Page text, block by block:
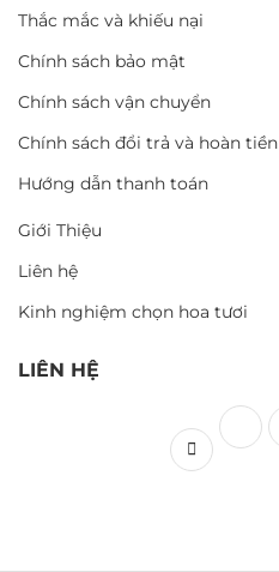
Thắc mắc và khiếu nại
Chính sách bảo mật
Chính sách vận chuyển
Chính sách đổi trả và hoàn tiền
Hướng dẫn thanh toán
Giới Thiệu
Liên hệ
Kinh nghiệm chọn hoa tươi
LIÊN HỆ